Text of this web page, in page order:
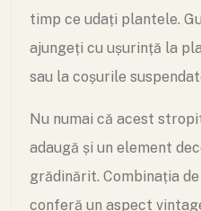
timp ce udați plantele.
ajungeți cu ușurință la
sau la coșurile
Nu numai că acest
adaugă și un element
grădinărit. Combinația
conferă un aspect